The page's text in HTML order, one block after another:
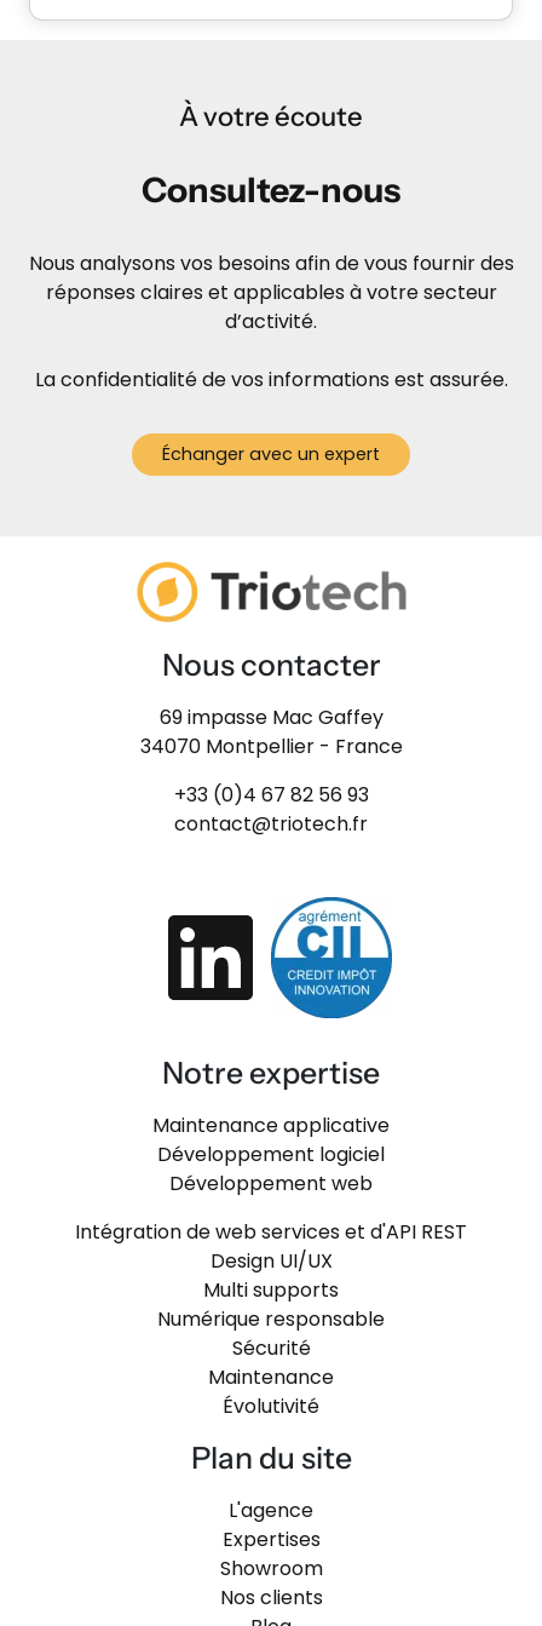
À votre écoute
Consultez-nous
Nous analysons vos besoins afin de vous fournir des
réponses claires et applicables à votre secteur
d’activité.
La confidentialité de vos informations est assurée.
Échanger avec un expert
Nous contacter
69 impasse Mac Gaffey
34070 Montpellier - France
+33 (0)4 67 82 56 93
contact@triotech.fr
Notre expertise
Maintenance applicative
Développement logiciel
Développement web
Intégration de web services et d'API REST
Design UI/UX
Multi supports
Numérique responsable
Sécurité
Maintenance
Évolutivité
Plan du site
L'agence
Expertises
Showroom
Nos clients